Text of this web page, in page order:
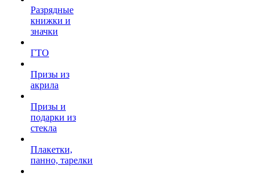
Разрядные
книжки и
значки
ГТО
Призы из
акрила
Призы и
подарки из
стекла
Плакетки,
панно, тарелки